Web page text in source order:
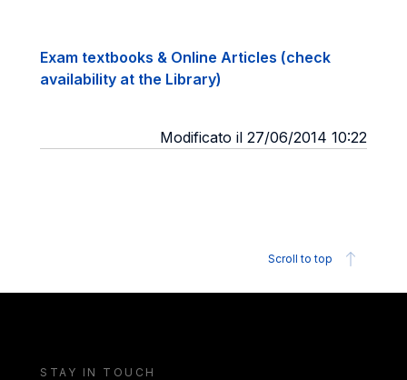
Exam textbooks & Online Articles (check
availability at the Library)
Modificato il 27/06/2014 10:22
Scroll to top
STAY IN TOUCH